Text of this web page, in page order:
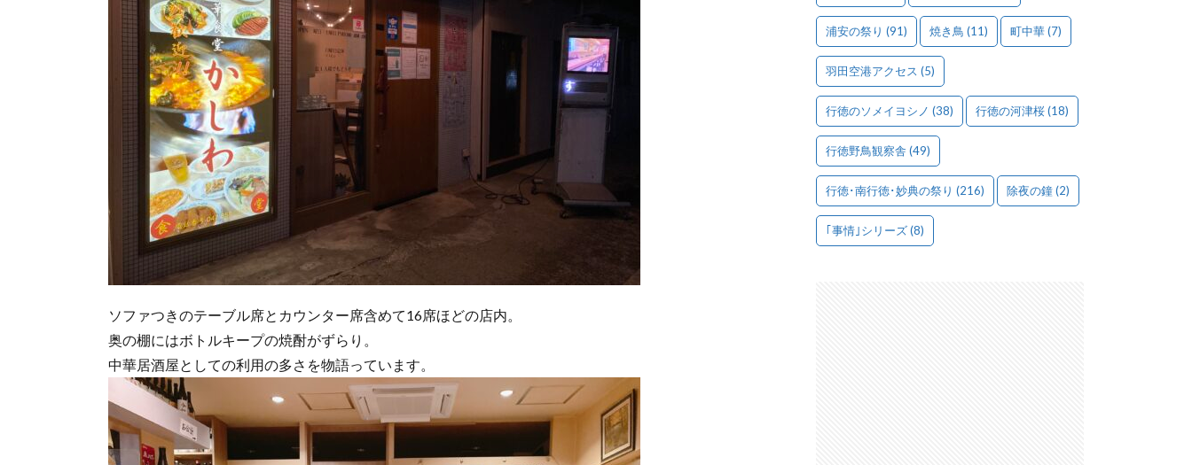
ソファつきのテーブル席とカウンター席含めて16席ほどの店内。
奥の棚にはボトルキープの焼酎がずらり。
中華居酒屋としての利用の多さを物語っています。
浦安の祭り (91) 焼き鳥 (11) 町中華(7)
羽田空港アクセス (5)
行徳のソメイヨシノ (38) 行徳の河津桜(18)
行徳野鳥観察舎 (49)
行徳･南行徳･妙典の祭り (216) 除夜の鐘(2)
｢事情｣シリーズ(8)